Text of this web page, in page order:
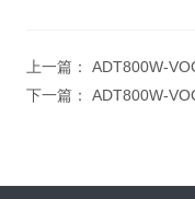
上一篇： ADT800W-
下一篇： ADT800W-